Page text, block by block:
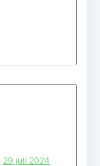
29 juli 2024